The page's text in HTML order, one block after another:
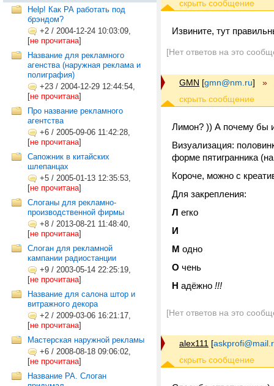
Help! Как РА работать под
брэндом?
+2 / 2004-12-24 10:03:09,
[не прочитана]
Название для рекламного
агенства (наружная реклама и
полиграфия)
+23 / 2004-12-29 12:44:54,
[не прочитана]
Про название рекламного
агентства
+6 / 2005-09-06 11:42:28,
[не прочитана]
Сапожник в китайских
шлепанцах
+5 / 2005-01-13 12:35:53,
[не прочитана]
Слоганы для рекламно-
производственной фирмы
+8 / 2013-08-21 11:48:40,
[не прочитана]
Слоган для рекламной
кампании радиостанции
+9 / 2003-05-14 22:25:19,
[не прочитана]
Название для салона штор и
витражного декора
+2 / 2009-03-06 16:21:17,
[не прочитана]
Мастерская наружной рекламы
+6 / 2008-08-18 09:06:02,
[не прочитана]
Название РА. Слоган
Извините, тут
[Нет ответов на это
GMN [gmn@nm.ru] »
Лимон? )) А почему бы
Визуализация:
форме пятигранника
Короче, можно с
Для закрепления:
Л егко
И
М одно
О чень
Н адёжно !!!
[Нет ответов на это
alex111 [